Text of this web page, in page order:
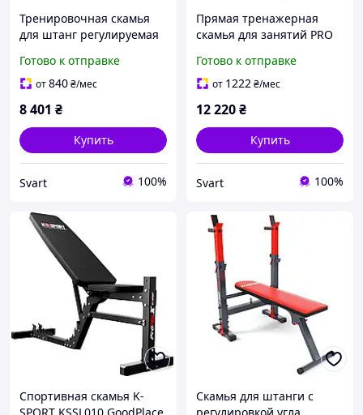
Тренировочная скамья
для штанг регулируемая
stunning-products-for-life-
Готово к отправке
от840₴/мес
8 401 ₴
Купить
Svart 100%
Прямая тренажерная
скамья для занятий PRO
stunning-products-for-life-
Готово к отправке
от 1222₴/мес
12 220₴
Купить
Svart 100%
Спортивная скамья K-
Скамья для штанги с